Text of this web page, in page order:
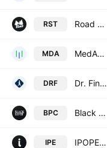
RST Road Studio S.A.
MDA MedApp SA
DRF Dr. Finance SA
BPC Black Pearl SA
IPE IPOPEMA Securities S.A.